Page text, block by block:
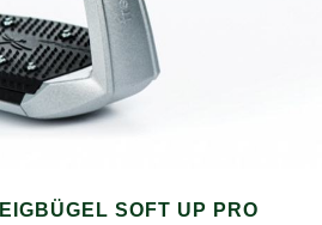
SOFT UP PRO